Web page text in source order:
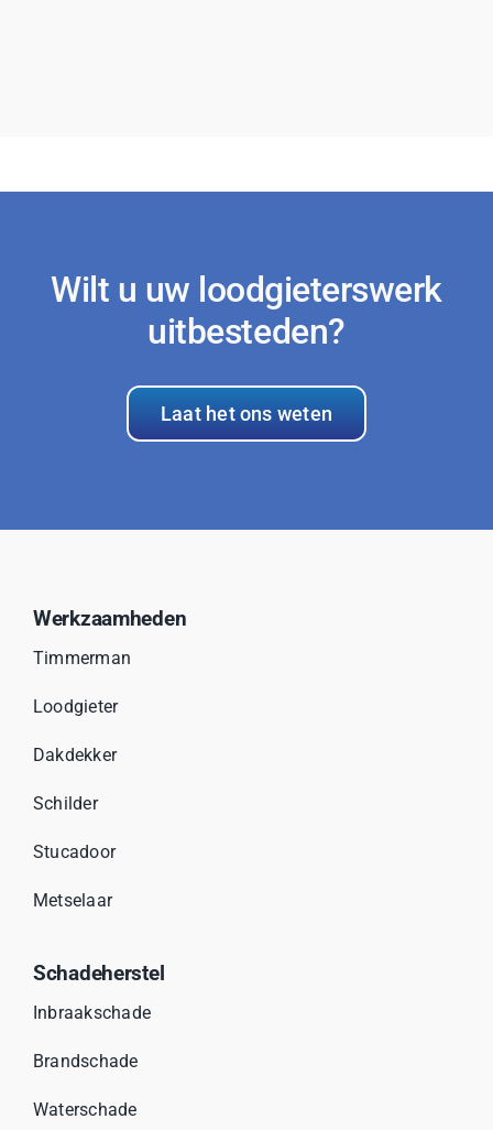
Wilt u uw loodgieterswerk
uitbesteden?
Laat het ons weten
Werkzaamheden
Timmerman
Loodgieter
Dakdekker
Schilder
Stucadoor
Metselaar
Schadeherstel
Inbraakschade
Brandschade
Waterschade